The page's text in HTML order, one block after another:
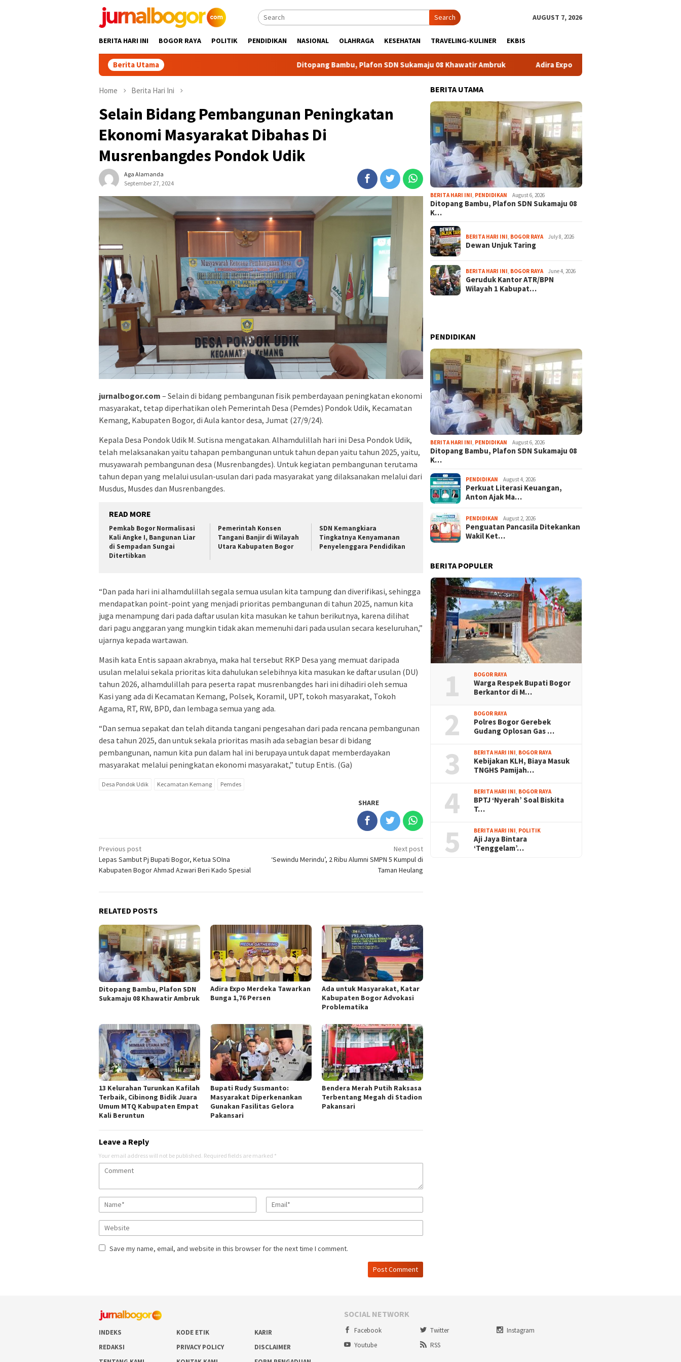
Search AUGUST 7, 2026
BERITA HARI INI BOGOR RAYA POLITIK PENDIDIKAN NASIONAL OLAHRAGA KESEHATAN TRAVELING-KULINER EKBIS
Berita Utama Ditopang Bambu, Plafon SDN Sukamaju 08 Khawatir Ambruk Adira Expo Merdeka Tawarkan Bunga 1,76 Persen
Home Berita Hari Ini
Selain Bidang Pembangunan Peningkatan
Ekonomi Masyarakat Dibahas Di
Musrenbangdes Pondok Udik
Aga Alamanda
September 27, 2024
jurnalbogor.com – Selain di bidang pembangunan fisik pemberdayaan peningkatan ekonomi
masyarakat, tetap diperhatikan oleh Pemerintah Desa (Pemdes) Pondok Udik, Kecamatan
Kemang, Kabupaten Bogor, di Aula kantor desa, Jumat (27/9/24).
Kepala Desa Pondok Udik M. Sutisna mengatakan. Alhamdulillah hari ini Desa Pondok Udik,
telah melaksanakan yaitu tahapan pembangunan untuk tahun depan yaitu tahun 2025, yaitu,
musyawarah pembangunan desa (Musrenbangdes). Untuk kegiatan pembangunan terutama
tahun depan yang melalui usulan-usulan dari pada masyarakat yang dilaksanakan melalui dari
Musdus, Musdes dan Musrenbangdes.
READ MORE
Pemkab Bogor Normalisasi
Kali Angke I, Bangunan Liar
di Sempadan Sungai
Ditertibkan
Pemerintah Konsen
Tangani Banjir di Wilayah
Utara Kabupaten Bogor
SDN Kemangkiara
Tingkatnya Kenyamanan
Penyelenggara Pendidikan
“Dan pada hari ini alhamdulillah segala semua usulan kita tampung dan diverifikasi, sehingga
mendapatkan point-point yang menjadi prioritas pembangunan di tahun 2025, namun kita
juga menampung dari pada daftar usulan kita masukan ke tahun berikutnya, karena dilihat
dari pagu anggaran yang mungkin tidak akan memenuhi dari pada usulan secara keseluruhan,”
ujarnya kepada wartawan.
Masih kata Entis sapaan akrabnya, maka hal tersebut RKP Desa yang memuat daripada
usulan melalui sekala prioritas kita dahulukan selebihnya kita masukan ke daftar usulan (DU)
tahun 2026, alhamdulillah para peserta rapat musrenbangdes hari ini dihadiri oleh semua
Kasi yang ada di Kecamatan Kemang, Polsek, Koramil, UPT, tokoh masyarakat, Tokoh
Agama, RT, RW, BPD, dan lembaga semua yang ada.
“Dan semua sepakat dan telah ditanda tangani pengesahan dari pada rencana pembangunan
desa tahun 2025, dan untuk sekala prioritas masih ada sebagian besar di bidang
pembangunan, namun kita pun dalam hal ini berupaya untuk dapat memberdayakan
masyarakat melalui peningkatan ekonomi masyarakat,” tutup Entis. (Ga)
Desa Pondok Udik Kecamatan Kemang Pemdes
SHARE
Post
navigation
Previous post
Lepas Sambut Pj Bupati Bogor, Ketua SOIna
Kabupaten Bogor Ahmad Azwari Beri Kado Spesial
Next post
‘Sewindu Merindu’, 2 Ribu Alumni SMPN 5 Kumpul di
Taman Heulang
RELATED POSTS
Ditopang Bambu, Plafon SDN
Sukamaju 08 Khawatir Ambruk
Adira Expo Merdeka Tawarkan
Bunga 1,76 Persen
Ada untuk Masyarakat, Katar
Kabupaten Bogor Advokasi
Problematika
13 Kelurahan Turunkan Kafilah
Terbaik, Cibinong Bidik Juara
Umum MTQ Kabupaten Empat
Kali Beruntun
Bupati Rudy Susmanto:
Masyarakat Diperkenankan
Gunakan Fasilitas Gelora
Pakansari
Bendera Merah Putih Raksasa
Terbentang Megah di Stadion
Pakansari
Leave a Reply
Your email address will not be published. Required fields are marked *
Save my name, email, and website in this browser for the next time I comment.
BERITA UTAMA
BERITA HARI INI PENDIDIKAN August 6, 2026
Ditopang Bambu, Plafon SDN Sukamaju 08
K…
BERITA HARI INI BOGOR RAYA July 8, 2026
Dewan Unjuk Taring
BERITA HARI INI BOGOR RAYA June 4, 2026
Geruduk Kantor ATR/BPN
Wilayah 1 Kabupat…
PENDIDIKAN
BERITA HARI INI PENDIDIKAN August 6, 2026
Ditopang Bambu, Plafon SDN Sukamaju 08
K…
PENDIDIKAN August 4, 2026
Perkuat Literasi Keuangan,
Anton Ajak Ma…
PENDIDIKAN August 2, 2026
Penguatan Pancasila Ditekankan
Wakil Ket…
BERITA POPULER
1 BOGOR RAYA
Warga Respek Bupati Bogor
Berkantor di M…
2 BOGOR RAYA
Polres Bogor Gerebek
Gudang Oplosan Gas …
3 BERITA HARI INI, BOGOR RAYA
Kebijakan KLH, Biaya Masuk
TNGHS Pamijah…
4 BERITA HARI INI, BOGOR RAYA
BPTJ ‘Nyerah’ Soal Biskita
T…
5 BERITA HARI INI, POLITIK
Aji Jaya Bintara
‘Tenggelam’…
INDEKS KODE ETIK
KARIR
REDAKSI
PRIVACY POLICY
DISCLAIMER
SOCIAL NETWORK
Facebook Twitter
Instagram
Youtube
RSS